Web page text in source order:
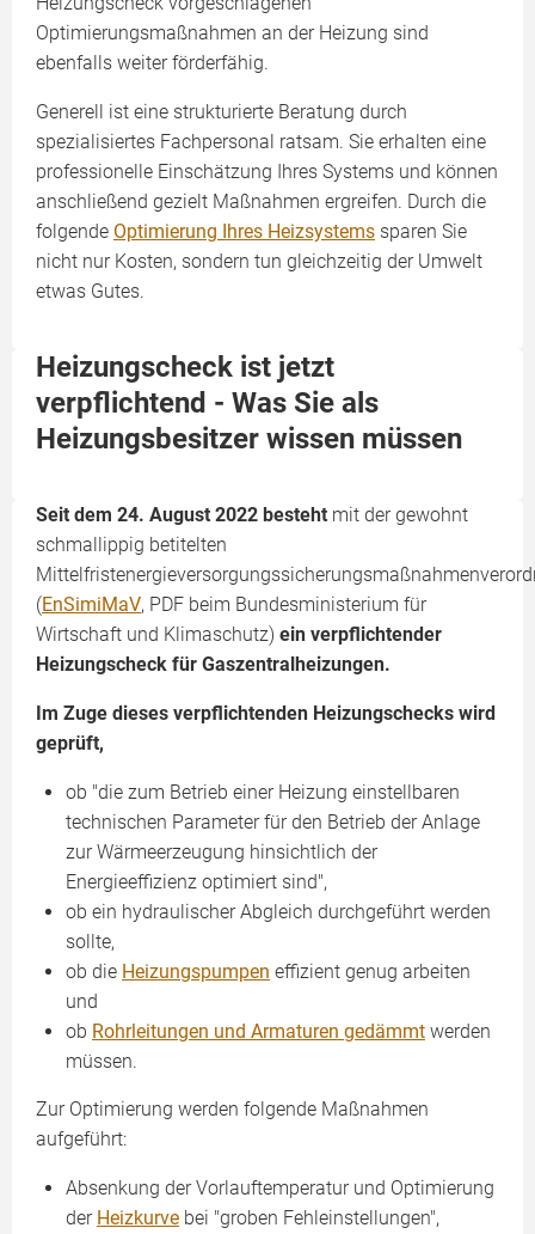
Optimierungsmaßnahmen an der Heizung sind
ebenfalls weiter förderfähig.
Generell ist eine strukturierte Beratung durch
spezialisiertes Fachpersonal ratsam. Sie erhalten eine
professionelle Einschätzung Ihres Systems und können
anschließend gezielt Maßnahmen ergreifen. Durch die
folgende Optimierung Ihres Heizsystems sparen Sie
nicht nur Kosten, sondern tun gleichzeitig der Umwelt
etwas Gutes.
Heizungscheck ist jetzt
verpflichtend - Was Sie als
Heizungsbesitzer wissen müssen
Seit dem 24. August 2022 besteht mit der gewohnt
schmallippig betitelten
(EnSimiMaV, PDF beim Bundesministerium für
Wirtschaft und Klimaschutz) ein verpflichtender
Heizungscheck für Gaszentralheizungen.
Im Zuge dieses verpflichtenden Heizungschecks wird
geprüft,
ob "die zum Betrieb einer Heizung einstellbaren
technischen Parameter für den Betrieb der Anlage
zur Wärmeerzeugung hinsichtlich der
Energieeffizienz optimiert sind",
ob ein hydraulischer Abgleich durchgeführt werden
sollte,
ob die Heizungspumpen effizient genug arbeiten
und
ob Rohrleitungen und Armaturen gedämmt werden
müssen.
Zur Optimierung werden folgende Maßnahmen
aufgeführt:
Absenkung der Vorlauftemperatur und Optimierung
der Heizkurve bei "groben Fehleinstellungen",